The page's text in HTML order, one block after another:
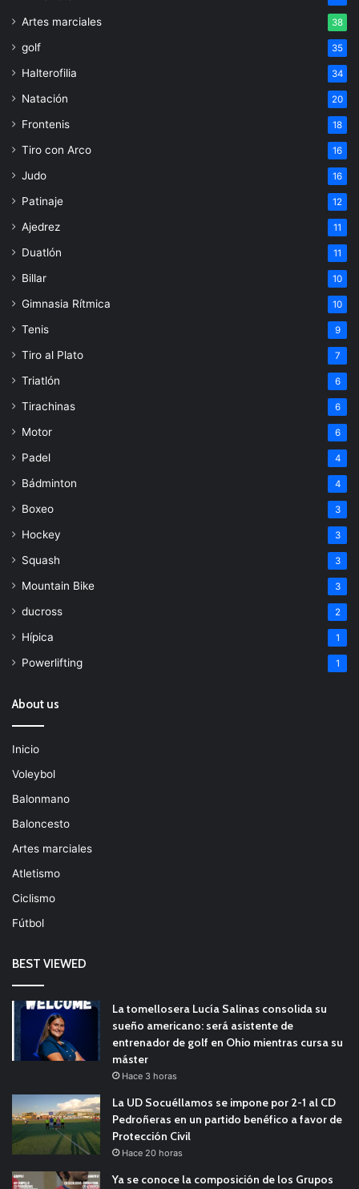
Artes marciales 38
golf 35
Halterofilia 34
Natación 20
Frontenis 18
Tiro con Arco 16
Judo 16
Patinaje 12
Ajedrez 11
Duatlón 11
Billar 10
Gimnasia Rítmica 10
Tenis 9
Tiro al Plato 7
Triatlón 6
Tirachinas 6
Motor 6
Padel 4
Bádminton 4
Boxeo 3
Hockey 3
Squash 3
Mountain Bike 3
ducross 2
Hípica 1
Powerlifting 1
About us
Inicio
Voleybol
Balonmano
Baloncesto
Artes marciales
Atletismo
Ciclismo
Fútbol
BEST VIEWED
La tomellosera Lucía Salinas consolida su
sueño americano: será asistente de
entrenador de golf en Ohio mientras cursa su
máster
Hace 3 horas
La UD Socuéllamos se impone por 2-1 al CD
Pedroñeras en un partido benéfico a favor de
Protección Civil
Hace 20 horas
Ya se conoce la composición de los Grupos